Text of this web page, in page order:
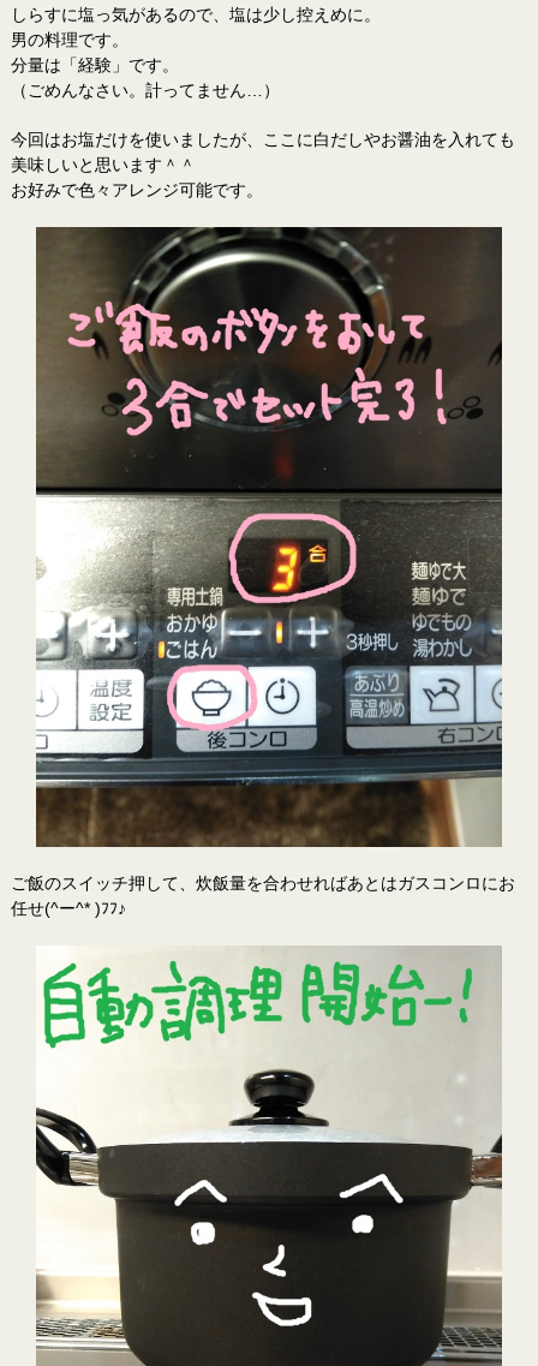
しらすに塩っ気があるので、塩は少し控えめに。
男の料理です。
分量は「経験」です。
（ごめんなさい。計ってません…）
今回はお塩だけを使いましたが、ここに白だしやお醤油を入れても
美味しいと思います＾＾
お好みで色々アレンジ可能です。
ご飯のスイッチ押して、炊飯量を合わせればあとはガスコンロにお
任せ(^ー^* )ﾌﾌ♪